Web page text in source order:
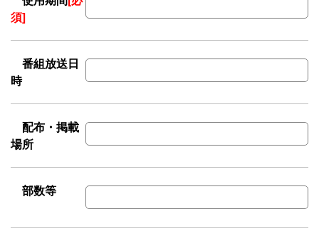
須]
番組放送日
時
配布・掲載
場所
部数等